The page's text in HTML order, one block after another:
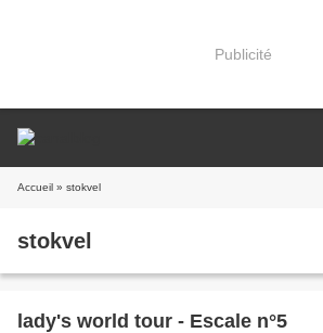
Publicité
Accueil » stokvel
stokvel
lady's world tour - Escale n°5